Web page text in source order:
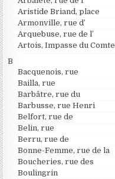
Aristide Briand, place
Armonville, rue d’
Arquebuse, rue de l’
Artois, Impasse du Comte
B
Bacquenois, rue
Bailla, rue
Barbâtre, rue du
Barbusse, rue Henri
Belfort, rue de
Belin, rue
Berru, rue de
Bonne-Femme, rue de la
Boucheries, rue des
Boulingrin